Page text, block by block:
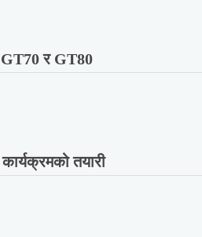
GT70 र GT80
तयारी